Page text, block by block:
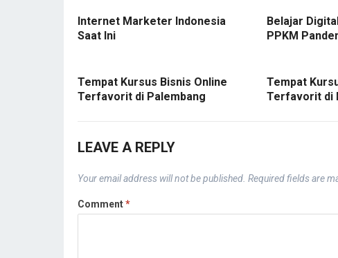
Internet Marketer Indonesia
Saat Ini
Belajar
PPKM
Tempat Kursus Bisnis Online
Terfavorit di Palembang
Tempat
Terfavorit di
LEAVE A REPLY
Your email address will not be published. Required fields are
Comment*